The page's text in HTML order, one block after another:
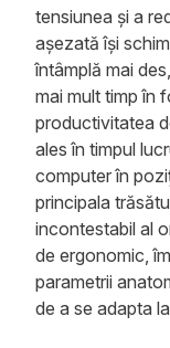
tensiunea și a
așezată își
întâmplă mai
mai mult timp în
productivitatea
ales în timpul
computer în
principala
incontestabil al
de ergonomic,
parametrii
de a se adapta